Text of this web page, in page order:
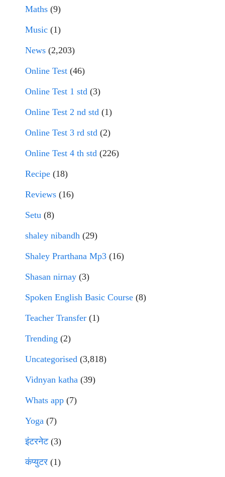
Maths (9)
Music (1)
News (2,203)
Online Test (46)
Online Test 1 std (3)
Online Test 2 nd std (1)
Online Test 3 rd std (2)
Online Test 4 th std (226)
Recipe (18)
Reviews (16)
Setu (8)
shaley nibandh (29)
Shaley Prarthana Mp3 (16)
Shasan nirnay (3)
Spoken English Basic Course (8)
Teacher Transfer (1)
Trending (2)
Uncategorised (3,818)
Vidnyan katha (39)
Whats app (7)
Yoga (7)
इंटरनेट(3)
कंप्युटर (1)